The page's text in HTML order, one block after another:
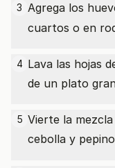
3 Agrega los
cuartos o en
4 Lava las hojas
de un plato
5 Vierte la
cebolla y pepino